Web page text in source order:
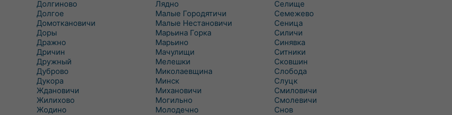
Долгиново
Долгое
Домоткановичи
Доры
Дражно
Дричин
Дружный
Дуброво
Дукора
Ждановичи
Жилихово
Жодино
Лядно
Малые Городятичи
Малые Нестановичи
Марьина Горка
Марьино
Мачулищи
Мелешки
Миколаевщина
Минск
Михановичи
Могильно
Молодечно
Селище
Семежево
Сеница
Силичи
Синявка
Ситники
Сковшин
Слобода
Слуцк
Смиловичи
Смолевичи
Снов